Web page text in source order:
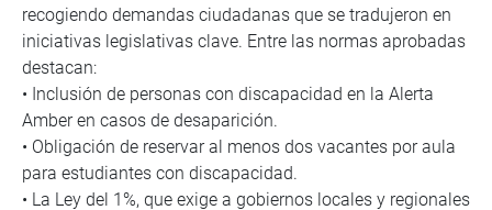
recogiendo demandas ciudadanas que se tradujeron en
iniciativas legislativas clave. Entre las normas aprobadas
destacan:
• Inclusión de personas con discapacidad en la Alerta
Amber en casos de desaparición.
• Obligación de reservar al menos dos vacantes por aula
para estudiantes con discapacidad.
• La Ley del 1%, que exige a gobiernos locales y regionales